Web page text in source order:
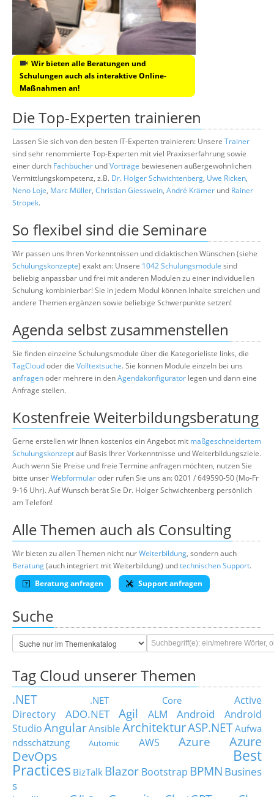
Wir bieten alle Beratungen und
Schulungen auch als interaktive Online-
Maßnahmen an!
Die Top-Experten trainieren
Lassen Sie sich von den besten IT-Experten trainieren: Unsere Trainer
sind sehr renommierte Top-Experten mit viel Praxixserfahrung sowie
einer durch Fachbücher undVorträge bewiesenen außergewöhnlichen
Vermittlungskompetenz, z.B. Dr. Holger Schwichtenberg, Uwe Ricken,
Neno Loje, Marc Müller, Christian Giesswein, André Krämer und Rainer
Stropek.
So flexibel sind die Seminare
Wir passen uns Ihren Vorkenntnissen und didaktischen Wünschen (siehe
Schulungskonzepte) exakt an: Unsere 1042 Schulungsmodule sind
beliebig anpassbar und frei mit anderen Modulen zu einer individuellen
Schulung kombinierbar! Sie in jedem Modul können Inhalte streichen und
andere Themen ergänzen sowie beliebige Schwerpunkte setzen!
Agenda selbst zusammenstellen
Sie finden einzelne Schulungsmodule über die Kategorieliste links, die
TagCloudoder die Volltextsuche. Sie können Module einzeln bei uns
anfragenoder mehrere in denAgendakonfigurator legen und dann eine
Anfrage stellen.
Kostenfreie Weiterbildungsberatung
Gerne erstellen wir Ihnen kostenlos ein Angebot mit maßgeschneidertem
Schulungskonzeptauf Basis Ihrer Vorkenntnisse und Weiterbildungsziele.
Auch wenn Sie Preise und freie Termine anfragen möchten, nutzen Sie
bitte unserWebformularoder rufen Sie uns an: 0201 / 649590-50 (Mo-Fr
9-16 Uhr). Auf Wunsch berät Sie Dr. Holger Schwichtenberg persönlich
am Telefon!
Alle Themen auch als Consulting
Wir bieten zu allen Themen nicht nurWeiterbildung, sondern auch
Beratung(auch integriert mit Weiterbildung) undtechnischen Support.
Beratung anfragen
Support anfragen
Suche
Tag Cloud unserer Themen
.NET .NET Core
Active
Directory
ADO.NET Agil ALM Android
Android
StudioAngularAnsible ArchitekturASP.NETAufwa
ndsschätzung
Automic AWS Azure
Azure
DevOps
Best
Practices BizTalk Blazor Bootstrap BPMN Busines
s